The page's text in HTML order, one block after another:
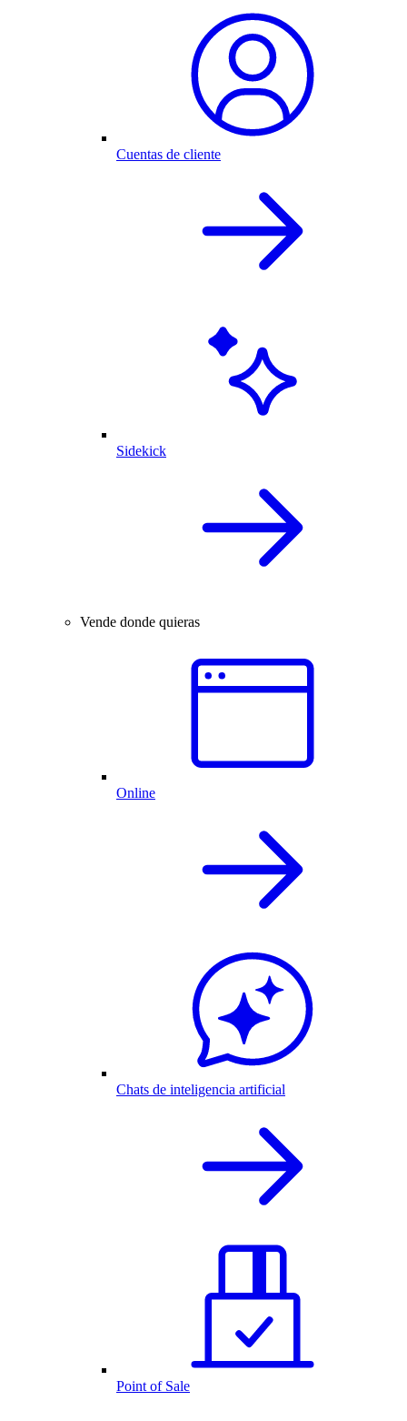
Cuentas de cliente
Sidekick
Vende donde quieras
Online
Chats de inteligencia artificial
Point of Sale